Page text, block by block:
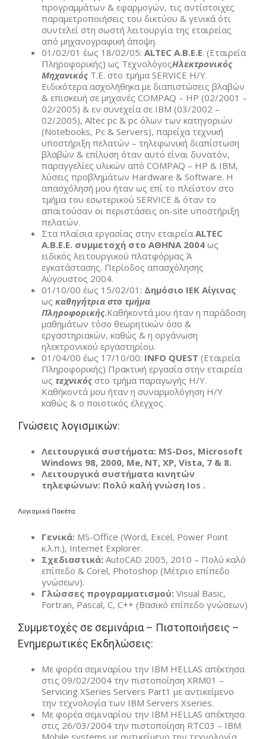
προγραμμάτων & εφαρμογών, τις αντίστοιχες
παραμετροποιήσεις του δικτύου & γενικά ότι
συντελεί στη σωστή λειτουργία της εταιρείας
από μηχανογραφική άποψη.
01/02/01 έως 18/02/05: ALTEC A.B.E.E. (Eταιρεία
Πληροφορικής) ως ΤεχνολόγοςΗλεκτρονικός
ΜηχανικόςΤ.Ε. στο τμήμα SERVICE H/Y.
Ειδικότερα ασχολήθηκα με διαπιστώσεις βλαβών
& επισκευή σε μηχανές COMPAQ – HP (02/2001 –
02/2005) & εν συνεχεία σε ΙΒΜ (03/2002 –
02/2005), Altec pc & pc όλων των κατηγοριών
(Notebooks, Pc & Servers), παρείχα τεχνική
υποστήριξη πελατών – τηλεφωνική διαπίστωση
βλαβών & επίλυση όταν αυτό είναι δυνατόν,
παραγγελίες υλικών από COMPAQ – HP & IBM,
λύσεις προβλημάτων Hardware & Software. Η
απασχόλησή μου ήταν ως επί το πλείστον στο
τμήμα του εσωτερικού SERVICE & όταν το
απαιτούσαν οι περιστάσεις on-site υποστήριξη
πελατών.
Στα πλαίσια εργασίας στην εταιρεία ALTEC
A.B.E.E. συμμετοχή στο ΑΘΗΝΑ 2004 ως
ειδικός λειτουργικού πλατφόρμας Ά
εγκατάστασης. Περίοδος απασχόλησης
Αύγουστος 2004.
01/10/00 έως 15/02/01: Δημόσιο ΙΕΚ Αίγινας
ως καθηγήτρια στο τμήμα
Πληροφορικής.Καθήκοντά μου ήταν η παράδοση
μαθημάτων τόσο θεωρητικών όσο &
εργαστηριακών, καθώς & η οργάνωση
ηλεκτρονικού εργαστηρίου.
01/04/00 έως 17/10/00: INFO QUEST (Eταιρεία
Πληροφορικής) Πρακτική εργασία στην εταιρεία
ως τεχνικόςστο τμήμα παραγωγής Η/Υ.
Καθήκοντά μου ήταν η συναρμολόγηση Η/Υ
καθώς & ο ποιοτικός έλεγχος.
Γνώσεις λογισμικών:
Λειτουργικά συστήματα: MS-Dos, Microsoft
Windows 98, 2000, Me, ΝΤ, XP, Vista, 7 & 8.
Λειτουργικά συστήματα κινητών
τηλεφώνων: Πολύ καλή γνώση Ios .
Λογισμικά Πακέτα:
Γενικά: MS-Office (Word, Excel, Power Point
κ.λ.π.), Internet Explorer.
Σχεδιαστικά: AutoCAD 2005, 2010 – Πολύ καλό
επίπεδο & Corel, Photoshop (Μέτριο επίπεδο
γνώσεων).
Γλώσσες προγραμματισμού: Visual Basic,
Fortran, Pascal, C, C++ (Βασικό επίπεδο γνώσεων)
Συμμετοχές σε σεμινάρια – Πιστοποιήσεις –
Ενημερωτικές Εκδηλώσεις:
Με φορέα σεμιναρίου την IBM HELLAS απέκτησα
στις 09/02/2004 την πιστοποίηση XRM01 –
Servicing XSeries Servers Part1 με αντικείμενο
την τεχνολογία των IBM Servers Xseries.
Με φορέα σεμιναρίου την IBM HELLAS απέκτησα
στις 26/03/2004 την πιστοποίηση RTC03 – IBM